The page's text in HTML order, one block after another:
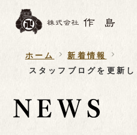
ホーム
新着情報
スタッフブログを更新し